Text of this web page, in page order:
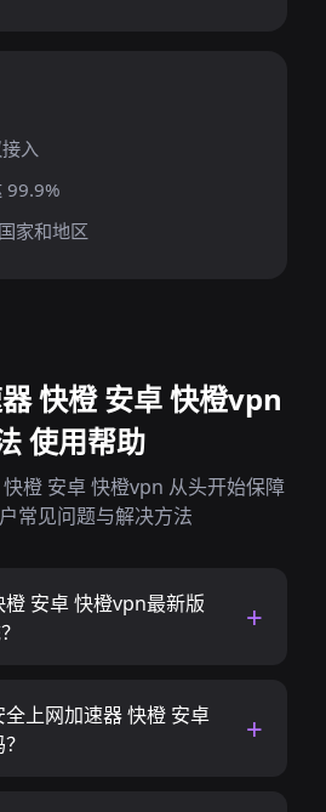
入
99.9%
家和地区
快橙 安卓 快橙vpn
使用帮助
橙 安卓 快橙vpn 从头开始保障
常见问题与解决方法
安卓 快橙vpn最新版
上网加速器 快橙 安卓